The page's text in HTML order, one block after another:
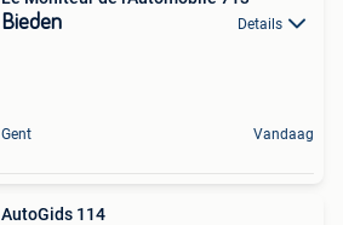
Bieden Details
Gent Vandaag
AutoGids 114